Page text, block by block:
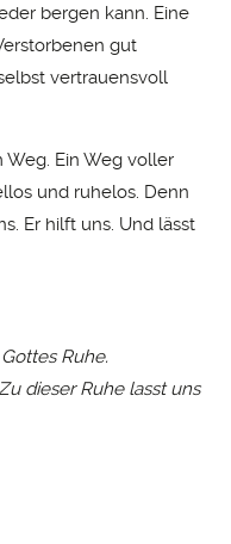
bergen kann. Eine
gut
vertrauensvoll
Ein Weg voller
und ruhelos. Denn
Er hilft uns. Und lässt
Ruhe.
dieser Ruhe lasst uns